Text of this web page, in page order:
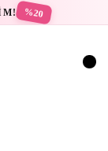
%20